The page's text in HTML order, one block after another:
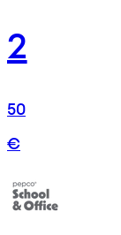
2
50
€